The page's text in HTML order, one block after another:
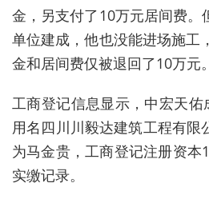
金，另支付了10万元居间费。
单位建成，他也没能进场施工
金和居间费仅被退回了10万元。
工商登记信息显示，中宏天佑
用名四川川毅达建筑工程有限
为马金贵，工商登记注册资本
实缴记录。